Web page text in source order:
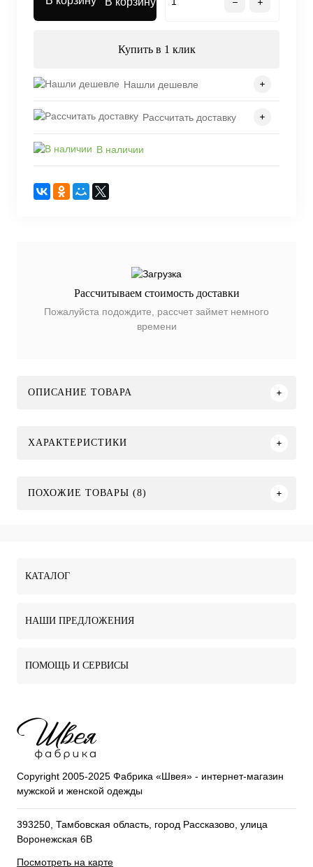
Купить в 1 клик
Нашли дешевле
Рассчитать доставку
В наличии
Рассчитываем стоимость доставки
Пожалуйста подождите, рассчет займет немного
времени
ОПИСАНИЕ ТОВАРА
ХАРАКТЕРИСТИКИ
ПОХОЖИЕ ТОВАРЫ (8)
КАТАЛОГ
НАШИ ПРЕДЛОЖЕНИЯ
ПОМОЩЬ И СЕРВИСЫ
Copyright 2005-2025 Фабрика «Швея» - интернет-магазин
мужской и женской одежды
393250, Тамбовская область, город Рассказово, улица
Воронежская 6В
Посмотреть на карте